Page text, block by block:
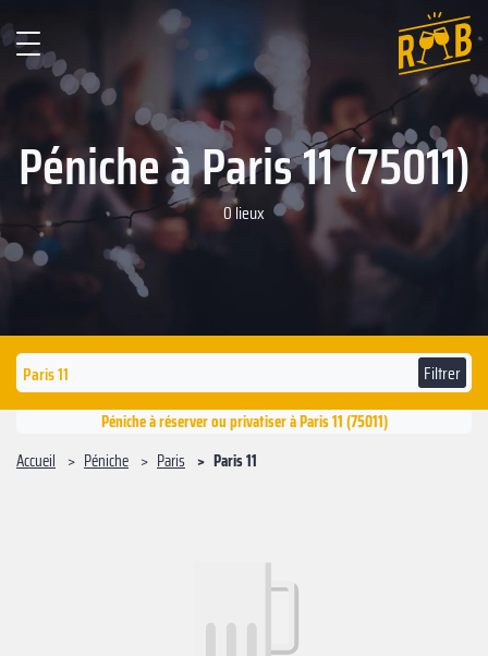
Péniche à Paris 11 (75011)
0 lieux
Filtrer
Péniche à réserver ou privatiser à Paris 11 (75011)
Accueil
Péniche Paris Paris 11